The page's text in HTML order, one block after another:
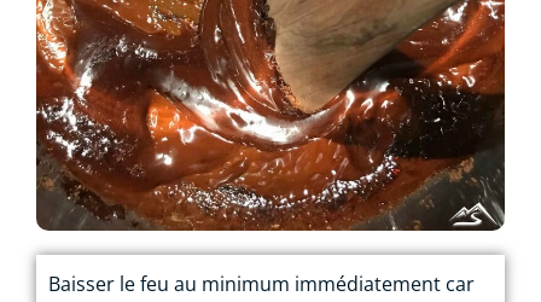
Baisser le feu au minimum immédiatement car